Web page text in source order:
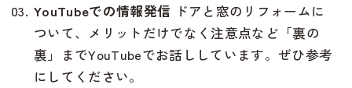
YouTubeでの情報発信 ドアと窓のリフォームに
ついて、メリットだけでなく注意点など「裏の
裏」までYouTubeでお話ししています。ぜひ参考
にしてください。